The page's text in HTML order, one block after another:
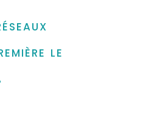
le